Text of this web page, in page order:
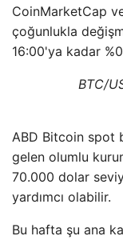
CoinMarketCap
çoğunlukla
16:00'ya kadar
BTC/
ABD Bitcoin spot
gelen olumlu
70.000 dolar
yardımcı olabilir.
Bu hafta şu ana